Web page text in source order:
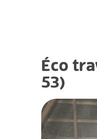
Éco
53)